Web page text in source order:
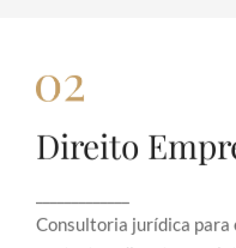
Direito
Consultoria jurídica para
Direito
contratos, disputas
ativos e direitos,